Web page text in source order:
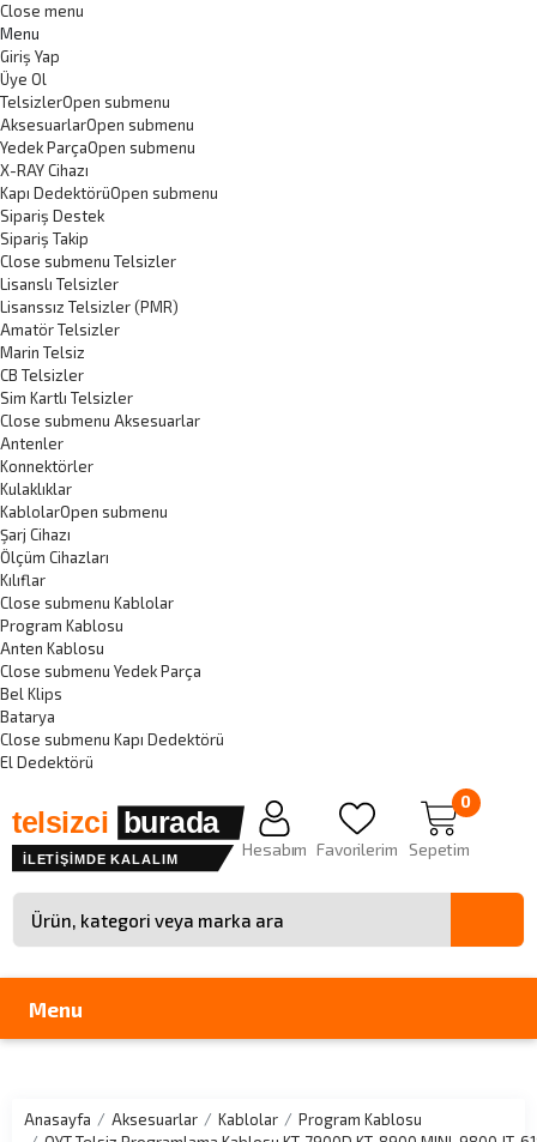
Close menu
Menu
Giriş Yap
Üye Ol
TelsizlerOpen submenu
AksesuarlarOpen submenu
Yedek ParçaOpen submenu
X-RAY Cihazı
Kapı DedektörüOpen submenu
Sipariş Destek
Sipariş Takip
Close submenu Telsizler
Lisanslı Telsizler
Lisanssız Telsizler (PMR)
Amatör Telsizler
Marin Telsiz
CB Telsizler
Sim Kartlı Telsizler
Close submenu Aksesuarlar
Antenler
Konnektörler
Kulaklıklar
KablolarOpen submenu
Şarj Cihazı
Ölçüm Cihazları
Kılıflar
Close submenu Kablolar
Program Kablosu
Anten Kablosu
Close submenu Yedek Parça
Bel Klips
Batarya
Close submenu Kapı Dedektörü
El Dedektörü
telsizci burada
İLETİŞİMDE KALALIM
Site içinde arama
Hesabım Favorilerim
0
Sepetim
Menu
Anasayfa Aksesuarlar Kablolar
Program Kablosu